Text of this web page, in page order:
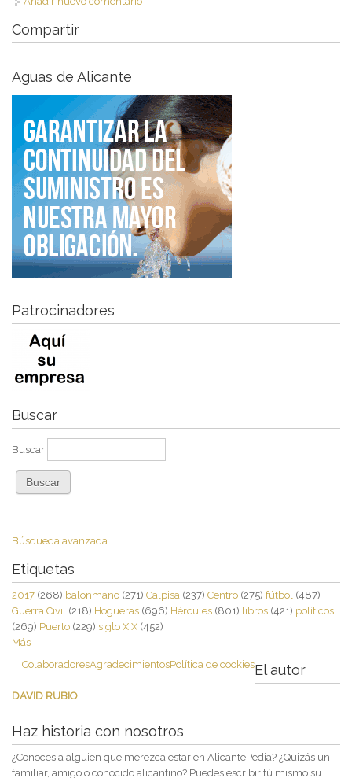
Compartir
Aguas de Alicante
Patrocinadores
Buscar
Buscar
Búsqueda avanzada
Etiquetas
2017 (268) balonmano (271) Calpisa (237) Centro (275) fútbol (487)
Guerra Civil (218) Hogueras (696) Hércules (801) libros (421) políticos
(269) Puerto (229) siglo XIX (452)
Más
ColaboradoresAgradecimientosPolítica de cookiesEl autor
DAVID RUBIO
Haz historia con nosotros
¿Conoces a alguien que merezca estar en AlicantePedia? ¿Quizás un
familiar, amigo o conocido alicantino? Puedes escribir tú mismo su